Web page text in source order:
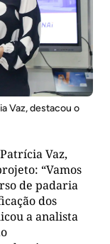
Vaz, destacou o
Vaz,
“Vamos
de padaria
dos
a analista